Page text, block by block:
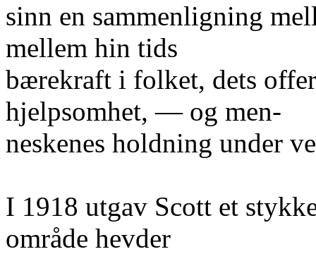
sinn en sammenligning
mellem hin tids
bærekraft i folket, dets
hjelpsomhet, — og men-
neskenes holdning under
I 1918 utgav Scott et
område hevder